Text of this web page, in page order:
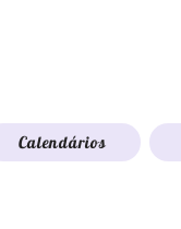
Calendários